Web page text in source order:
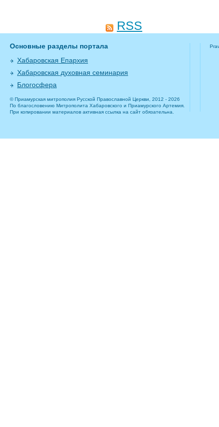
RSS
Основные разделы портала
Хабаровская Епархия
Хабаровская духовная семинария
Блогосфера
© Приамурская митрополия Русской Православной Церкви, 2012 - 2026
По благословению Митрополита Хабаровского и Приамурского Артемия.
При копировании материалов активная ссылка на сайт обязательна.